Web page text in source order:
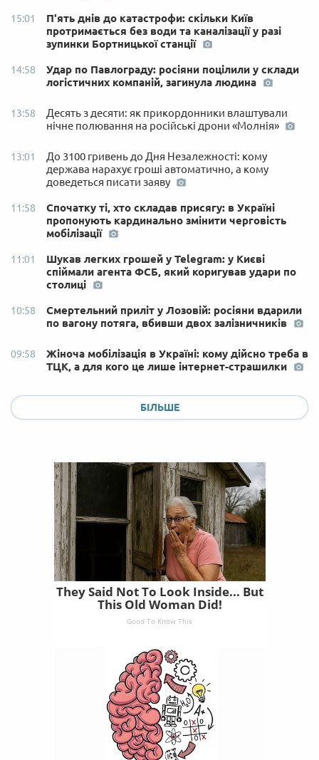
15:01
П'ять днів до катастрофи: скільки Київ
протримається без води та каналізації у разі
зупинки Бортницької станції
14:58
Удар по Павлограду: росіяни поцілили у склади
логістичних компаній, загинула людина
13:58
Десять з десяти: як прикордонники влаштували
нічне полювання на російські дрони «Молнія»
13:01
До 3100 гривень до Дня Незалежності: кому
держава нарахує гроші автоматично, а кому
доведеться писати заяву
11:58
Спочатку ті, хто складав присягу: в Україні
пропонують кардинально змінити черговість
мобілізації
11:01
Шукав легких грошей у Telegram: у Києві
спіймали агента ФСБ, який коригував удари по
столиці
10:58
Смертельний приліт у Лозовій: росіяни вдарили
по вагону потяга, вбивши двох залізничників
09:58
Жіноча мобілізація в Україні: кому дійсно треба в
ТЦК, а для кого це лише інтернет-страшилки
БІЛЬШЕ
They Said Not To Look Inside... But
This Old Woman Did!
Good To Know This